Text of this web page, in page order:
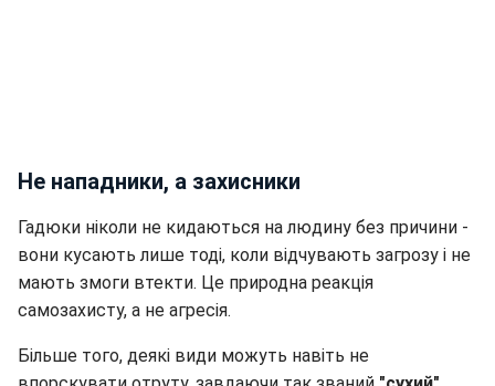
Не нападники, а захисники
Гадюки ніколи не кидаються на людину без причини -
вони кусають лише тоді, коли відчувають загрозу і не
мають змоги втекти. Це природна реакція
самозахисту, а не агресія.
Більше того, деякі види можуть навіть не